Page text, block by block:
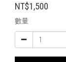
NT$1,500
數量